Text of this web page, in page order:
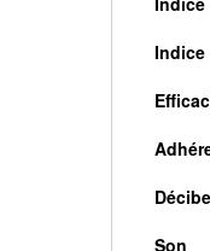
Indice
Son